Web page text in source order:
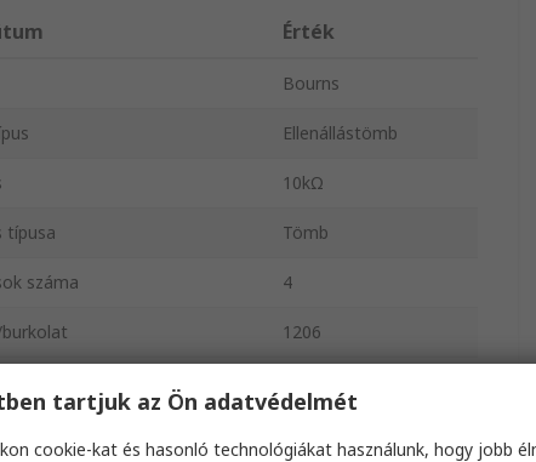
Érték
Bourns
Ellenállástömb
10kΩ
típusa Tömb
száma 4
1206
tartjuk az Ön adatvédelmét
cookie-kat és hasonló technológiákat használunk, hogy jobb